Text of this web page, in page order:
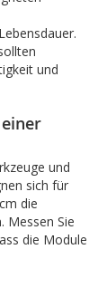
und
und
sich für
die
Messen Sie
die Module